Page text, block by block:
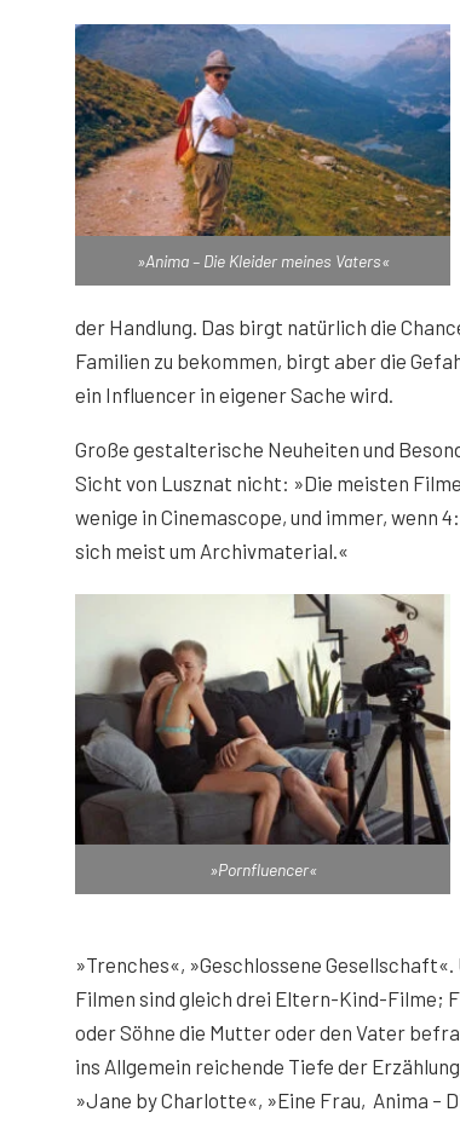
»Anima – Die Kleider meines Vaters«
der Handlung. Das birgt natürlich die
Familien zu bekommen, birgt aber die
ein Influencer in eigener Sache wird.
Große gestalterische Neuheiten und
Sicht von Lusznat nicht: »Die meisten
wenige in Cinemascope, und immer, wenn
sich meist um Archivmaterial.«
»Pornfluencer«
»Trenches«, »Geschlossene
Filmen sind gleich drei Eltern-Kind-Filme;
oder Söhne die Mutter oder den Vater
ins Allgemein reichende Tiefe der
»Jane by Charlotte«, »Eine Frau, Anima –